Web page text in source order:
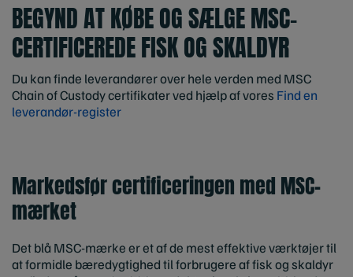
BEGYND AT KØBE OG SÆLGE MSC-
CERTIFICEREDE FISK OG SKALDYR
Du kan finde leverandører over hele verden med MSC
Chain of Custody certifikater ved hjælp af vores Find en
leverandør-register
Markedsfør certificeringen med MSC-
mærket
Det blå MSC-mærke er et af de mest effektive værktøjer til
at formidle bæredygtighed til forbrugere af fisk og skaldyr